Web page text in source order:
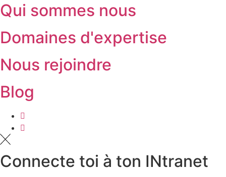
Qui sommes nous
Domaines d'expertise
Nous rejoindre
Blog
Connecte toi à ton INtranet